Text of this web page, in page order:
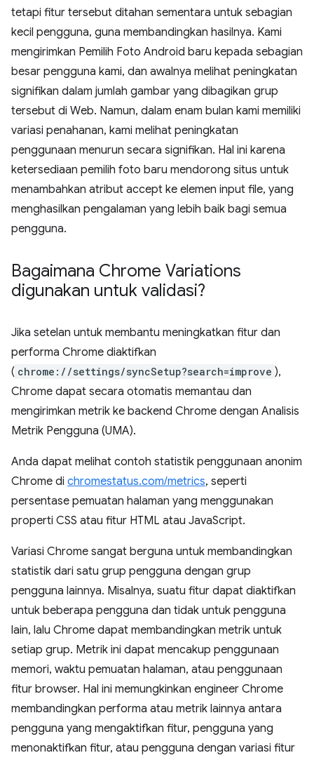
tetapi fitur tersebut ditahan sementara untuk sebagian
kecil pengguna, guna membandingkan hasilnya. Kami
mengirimkan Pemilih Foto Android baru kepada sebagian
besar pengguna kami, dan awalnya melihat peningkatan
signifikan dalam jumlah gambar yang dibagikan grup
tersebut di Web. Namun, dalam enam bulan kami memiliki
variasi penahanan, kami melihat peningkatan
penggunaan menurun secara signifikan. Hal ini karena
ketersediaan pemilih foto baru mendorong situs untuk
menambahkan atribut accept ke elemen input file, yang
menghasilkan pengalaman yang lebih baik bagi semua
pengguna.
Bagaimana Chrome Variations
digunakan untuk validasi?
Jika setelan untuk membantu meningkatkan fitur dan
performa Chrome diaktifkan
( chrome://settings/syncSetup?search=improve ),
Chrome dapat secara otomatis memantau dan
mengirimkan metrik ke backend Chrome dengan Analisis
Metrik Pengguna (UMA).
Anda dapat melihat contoh statistik penggunaan anonim
Chrome di chromestatus.com/metrics, seperti
persentase pemuatan halaman yang menggunakan
properti CSS atau fitur HTML atau JavaScript.
Variasi Chrome sangat berguna untuk membandingkan
statistik dari satu grup pengguna dengan grup
pengguna lainnya. Misalnya, suatu fitur dapat diaktifkan
untuk beberapa pengguna dan tidak untuk pengguna
lain, lalu Chrome dapat membandingkan metrik untuk
setiap grup. Metrik ini dapat mencakup penggunaan
memori, waktu pemuatan halaman, atau penggunaan
fitur browser. Hal ini memungkinkan engineer Chrome
membandingkan performa atau metrik lainnya antara
pengguna yang mengaktifkan fitur, pengguna yang
menonaktifkan fitur, atau pengguna dengan variasi fitur